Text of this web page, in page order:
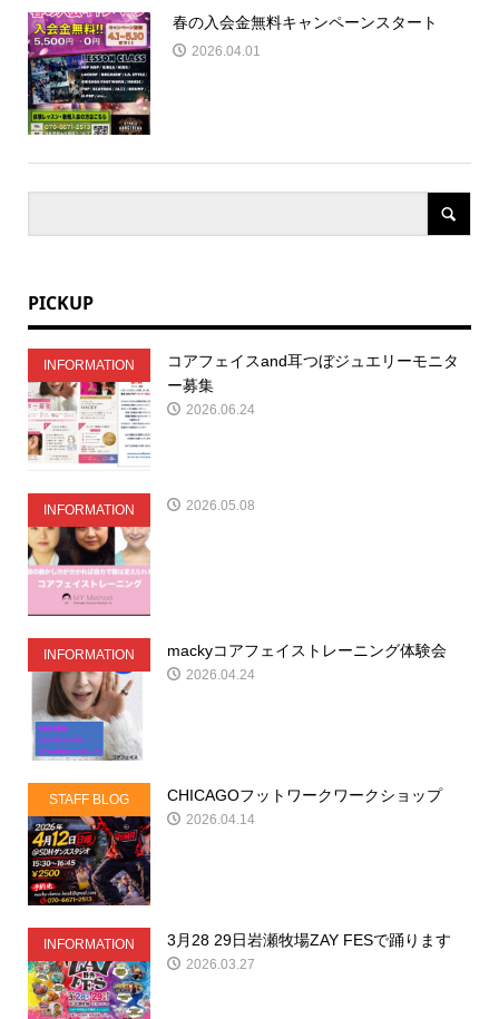
春の入会金無料キャンペーンスタート
2026.04.01
PICKUP
INFORMATION
コアフェイスand耳つぼジュエリーモニタ
ー募集
2026.06.24
INFORMATION 2026.05.08
INFORMATION mackyコアフェイストレーニング体験会
2026.04.24
STAFF BLOG CHICAGOフットワークワークショップ
2026.04.14
INFORMATION 3月28 29日岩瀬牧場ZAY FESで踊ります
2026.03.27